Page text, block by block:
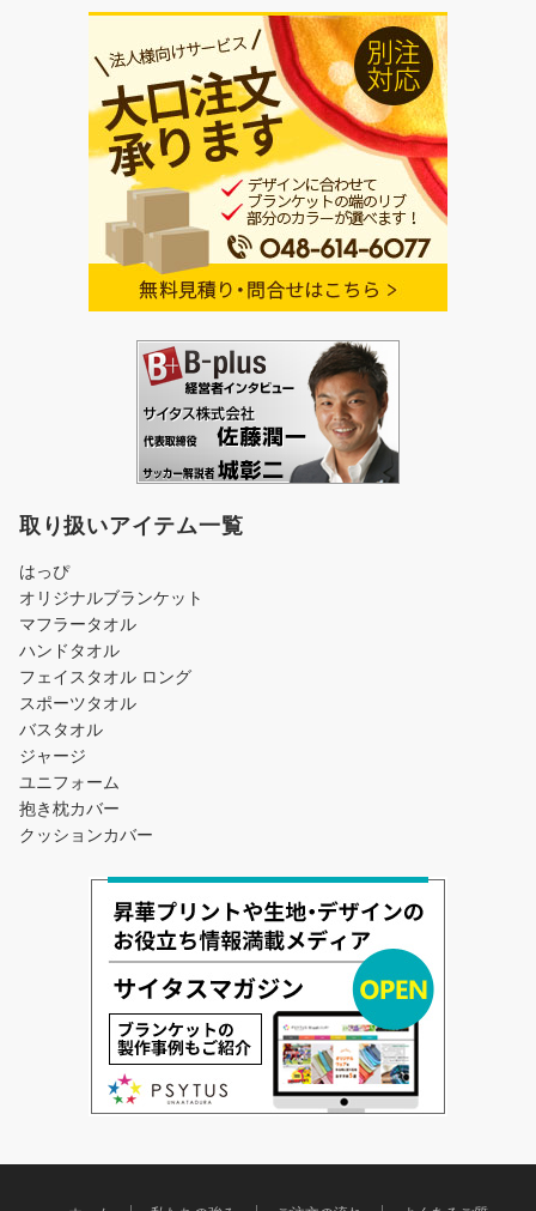
取り扱いアイテム一覧
はっぴ
オリジナルブランケット
マフラータオル
ハンドタオル
フェイスタオル ロング
スポーツタオル
バスタオル
ジャージ
ユニフォーム
抱き枕カバー
クッションカバー